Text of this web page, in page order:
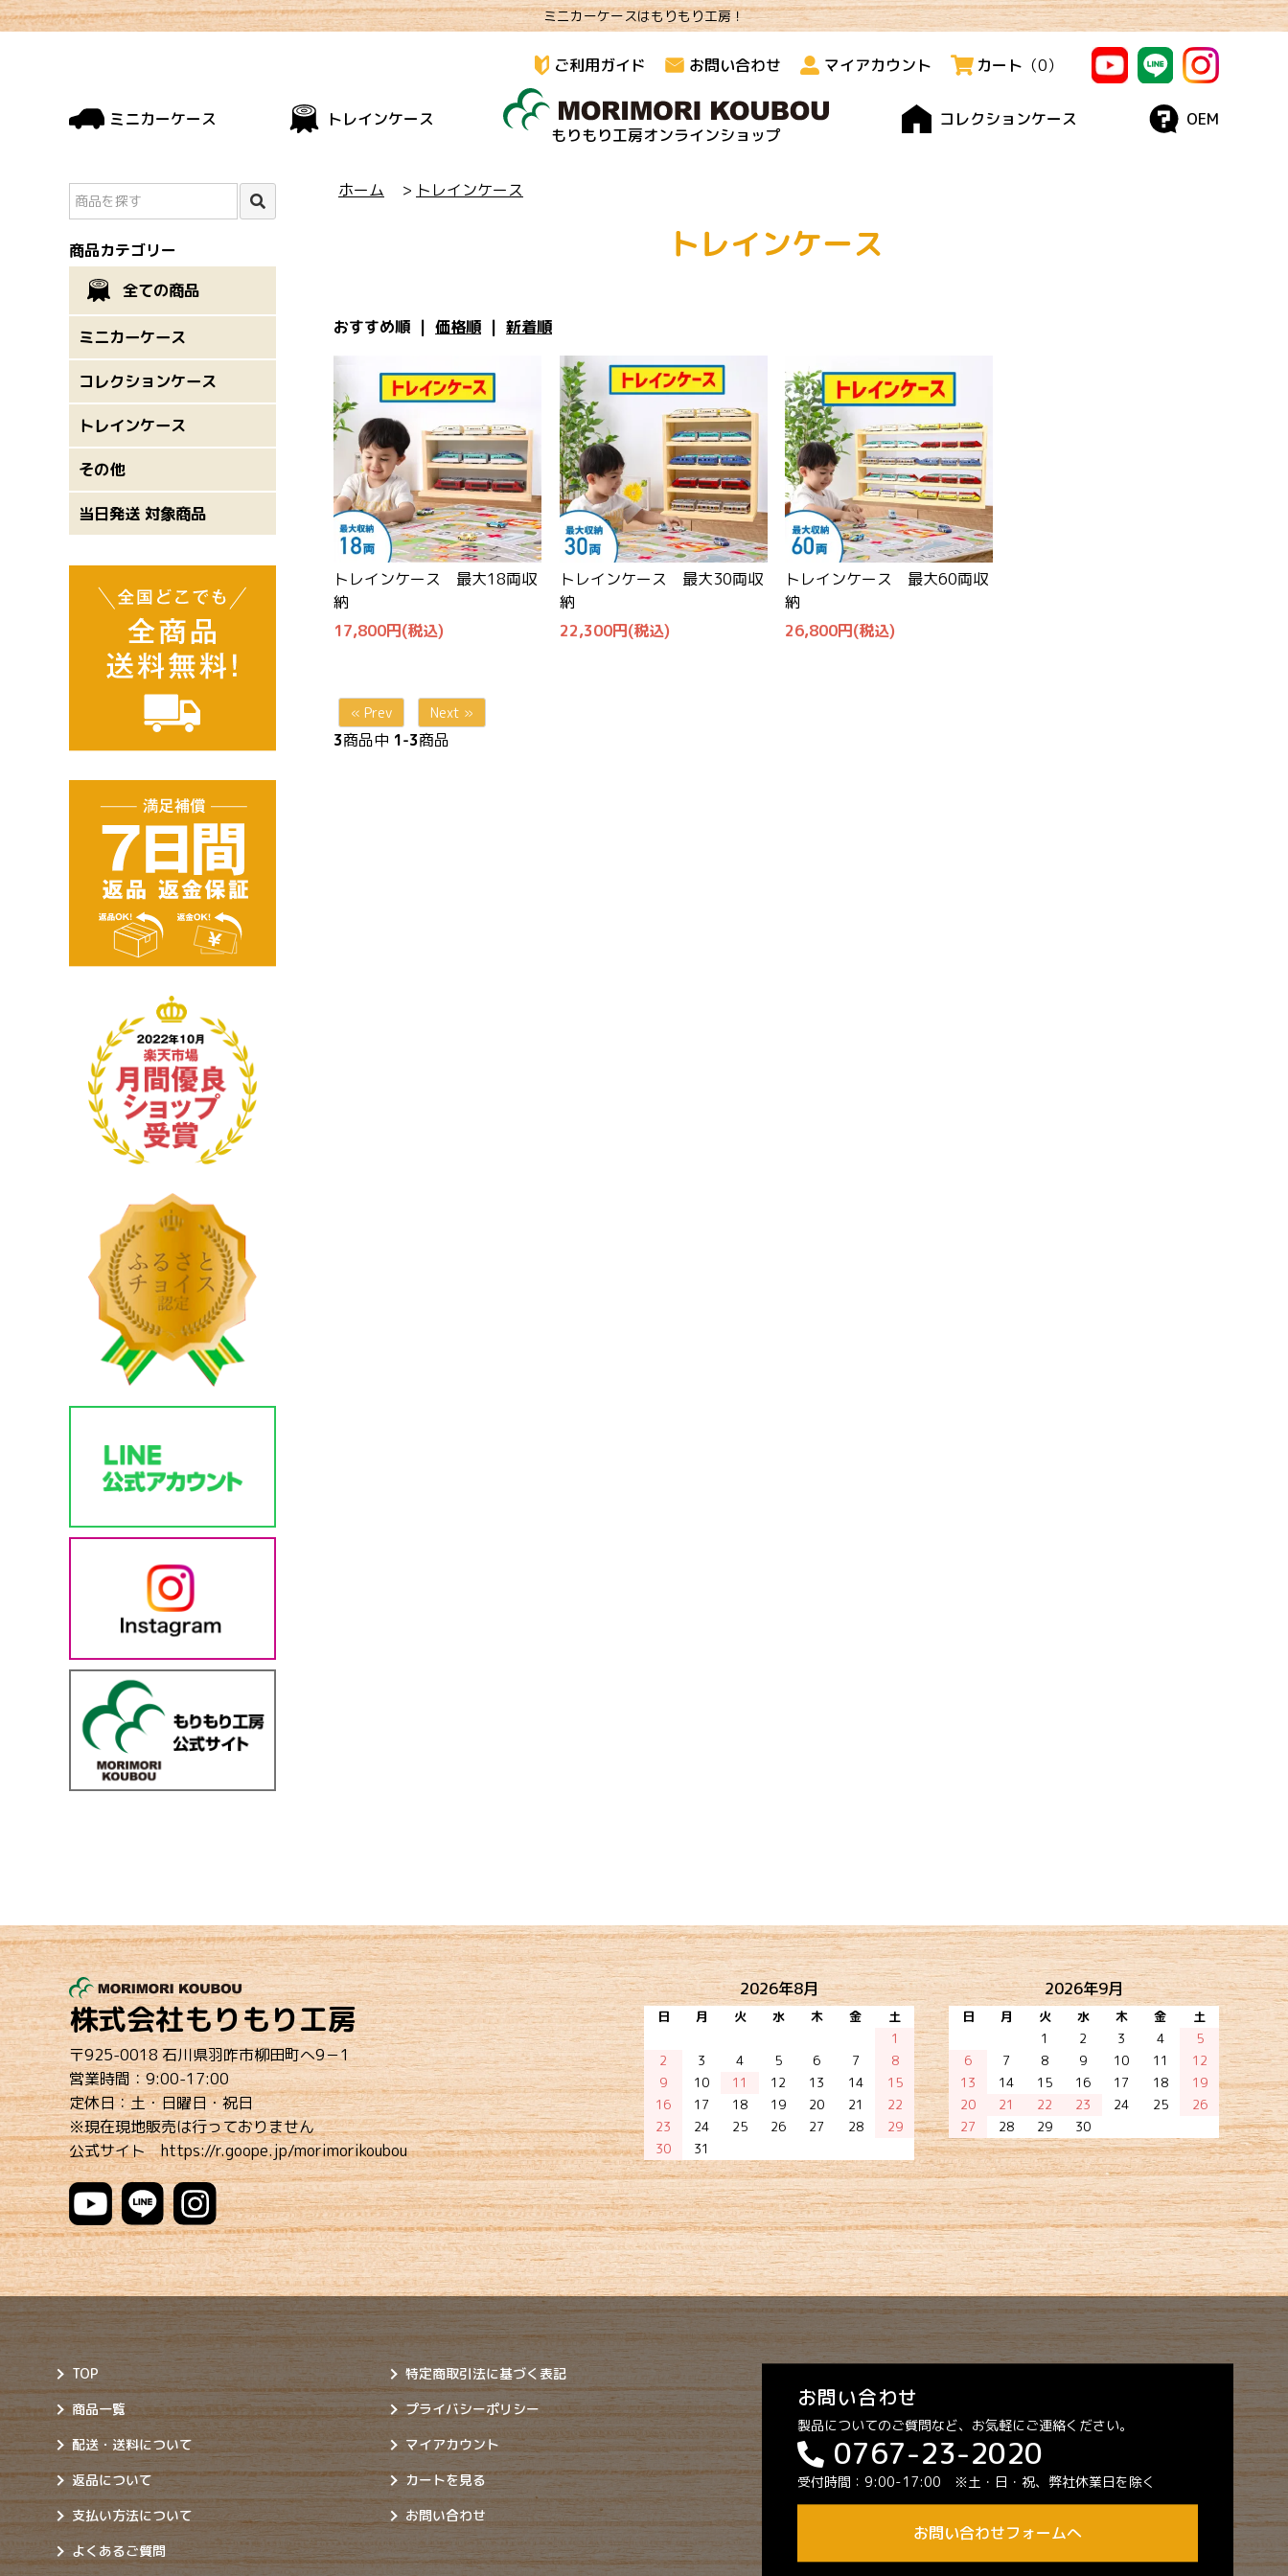
ミニカーケースはもりもり工房！
ご利用ガイド お問い合わせ マイアカウント カート （0）
ミニカーケース トレインケース
もりもり工房オンラインショップ
コレクションケース OEM
ホーム > トレインケース
トレインケース
おすすめ順 | 価格順 | 新着順
トレインケース 最大18両収
納
17,800円(税込)
トレインケース 最大30両収
納
22,300円(税込)
トレインケース 最大60両収
納
26,800円(税込)
« Prev Next »
3商品中 1-3商品
商品カテゴリー
全ての商品
ミニカーケース
コレクションケース
トレインケース
その他
当日発送 対象商品
株式会社もりもり工房
〒925-0018 石川県羽咋市柳田町へ9－1
営業時間：9:00-17:00
定休日：土・日曜日・祝日
※現在現地販売は行っておりません
公式サイトhttps://r.goope.jp/morimorikoubou
2026年8月
日 月 火 水 木 金
土
1
2
3 4 5 6 7
8
9
10 11 12 13 14
15
16
17 18 19 20 21
22
23
24 25 26 27 28
29
30
31
2026年9月
日 月 火 水 木 金
土
1
2 3 4
5
6
7 8 9 10 11
12
13
14 15 16 17 18
19
20
21 22 23 24 25
26
27
28 29 30
TOP
商品一覧
配送・送料について
返品について
支払い方法について
よくあるご質問
特定商取引法に基づく表記
プライバシーポリシー
マイアカウント
カートを見る
お問い合わせ
お問い合わせ
製品についてのご質問など、お気軽にご連絡ください。
0767-23-2020
受付時間：9:00-17:00 ※土・日・祝、弊社休業日を除く
お問い合わせフォームへ